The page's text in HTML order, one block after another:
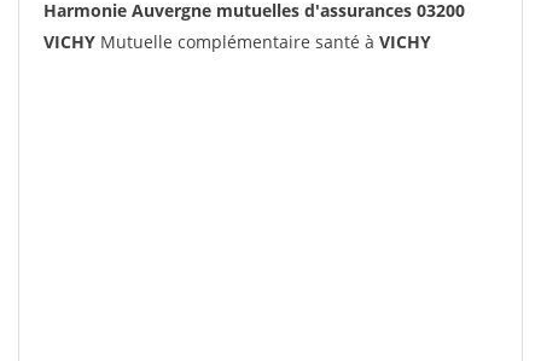
Harmonie Auvergne mutuelles d'assurances 03200
VICHY Mutuelle complémentaire santé à VICHY